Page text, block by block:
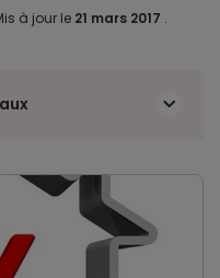
à jour le 21 mars 2017 .